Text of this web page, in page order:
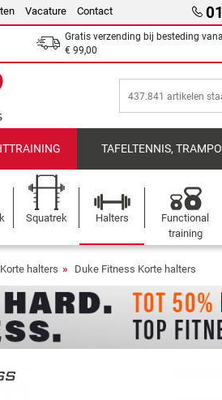
Vacature Contact
Gratis verzending bij besteding
€ 99,00
TAFELTENNIS,
Squatrek Halters
Functional
training
Korte halters Duke Fitness Korte halters